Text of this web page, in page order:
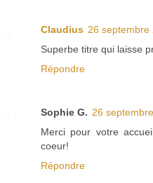
Claudius 26 septembre
Superbe titre qui laisse
Répondre
Sophie G. 26
Merci pour votre
coeur!
Répondre